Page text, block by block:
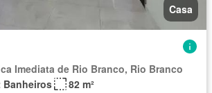
Casa
Imediata de Rio Branco, Rio Branco
Banheiros
82 m²